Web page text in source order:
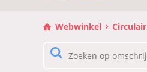
Webwinkel Circulair